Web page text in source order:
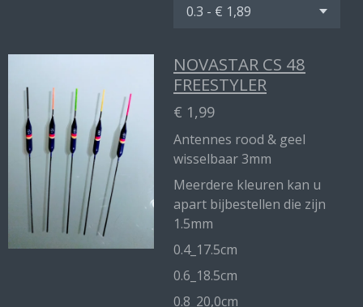
NOVASTAR CS 48
FREESTYLER
€ 1,99
Antennes rood & geel
wisselbaar 3mm
Meerdere kleuren kan u
apart bijbestellen die zijn
1.5mm
0.4_17.5cm
0.6_18.5cm
0.8_20,0cm